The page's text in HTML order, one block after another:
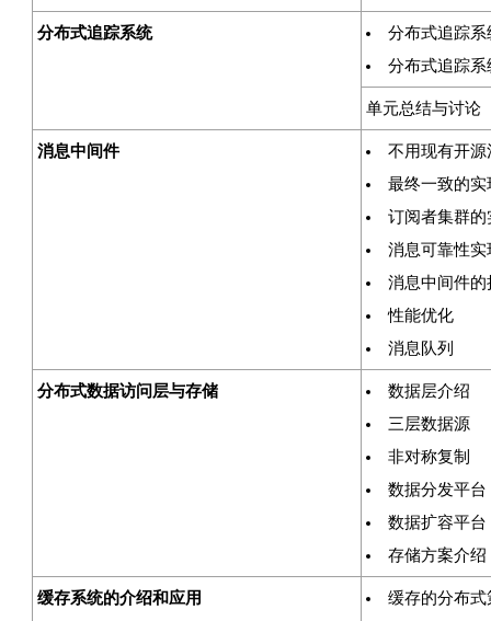
分布式追踪系统
分布式追踪
分布式追踪
单元总结与讨论
消息中间件
不用现有开
最终一致的实
订阅者集群的
消息可靠性实
消息中间件
性能优化
消息队列
分布式数据访问层与存储
数据层介绍
三层数据源
非对称复制
数据分发平台
数据扩容平台
存储方案介绍
缓存系统的介绍和应用
缓存的分布式